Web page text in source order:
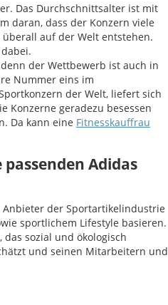
Das Durchschnittsalter ist mit
daran, dass der Konzern viele
auf der Welt entstehen.
der Wettbewerb ist auch in
Nummer eins im
der Welt, liefert sich
Konzerne geradezu besessen
Da kann eine Fitnesskauffrau
Adidas
der Sportartikelindustrie
sportlichem Lifestyle basieren.
sozial und ökologisch
und seinen Mitarbeitern und